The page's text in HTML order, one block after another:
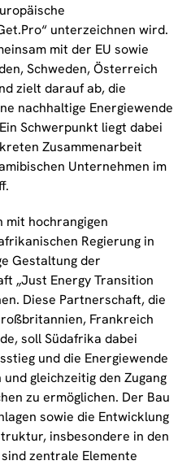
unterzeichnen wird.
mit der EU sowie
Schweden, Österreich
zielt darauf ab, die
nachhaltige Energiewende
Schwerpunkt liegt dabei
Zusammenarbeit
Unternehmen im
mit hochrangigen
Regierung in
Gestaltung der
„Just Energy Transition
Diese Partnerschaft, die
Frankreich
soll Südafrika dabei
und die Energiewende
gleichzeitig den Zugang
zu ermöglichen. Der Bau
sowie die Entwicklung
insbesondere in den
zentrale Elemente